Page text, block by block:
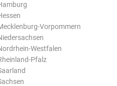
Vorpommern
Westfalen
Pfalz